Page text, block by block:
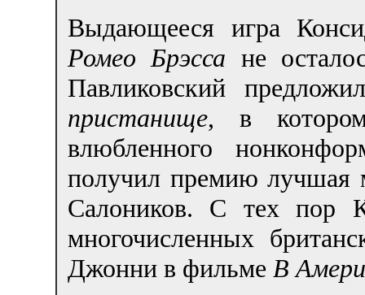
Выдающееся игра
Ромео Брэсса не
Павликовский
пристанище, в
влюбленного
получил премию лучшая
Салоников. С тех пор
многочисленных
Джонни в фильме В